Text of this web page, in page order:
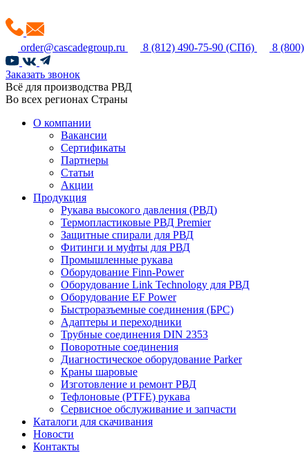
order@cascadegroup.ru 8 (812) 490-75-90 (СПб) 8
Заказать звонок
Всё для производства РВД
Во всех регионах Страны
О компании
Вакансии
Сертификаты
Партнеры
Статьи
Акции
Продукция
Рукава высокого давления (РВД)
Термопластиковые РВД Premier
Защитные спирали для РВД
Фитинги и муфты для РВД
Промышленные рукава
Оборудование Finn-Power
Оборудование Link Technology для РВД
Оборудование EF Power
Быстроразъемные соединения (БРС)
Адаптеры и переходники
Трубные соединения DIN 2353
Поворотные соединения
Диагностическое оборудование Parker
Краны шаровые
Изготовление и ремонт РВД
Тефлоновые (PTFE) рукава
Сервисное обслуживание и запчасти
Каталоги для скачивания
Новости
Контакты